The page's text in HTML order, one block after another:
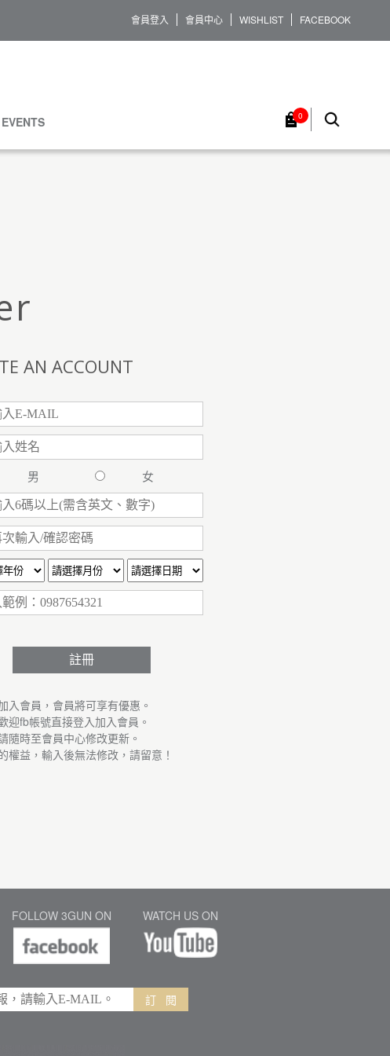
會員登入 會員中心 WISHLIST FACEBOOK
EVENTS 0
AN ACCOUNT
男
女
入會員，會員將可享有優惠。
迎fb帳號直接登入加入會員。
隨時至會員中心修改更新。
權益，輸入後無法修改，請留意！
FOLLOW 3GUN ON WATCH US ON
訂 閱